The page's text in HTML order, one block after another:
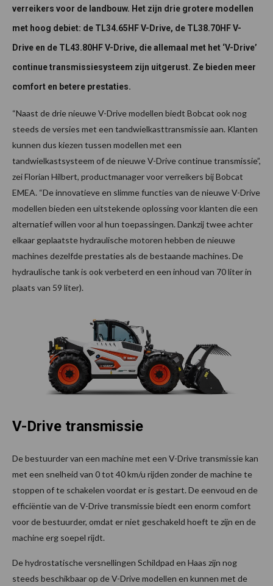
verreikers voor de landbouw. Het zijn drie grotere modellen
met hoog debiet: de TL34.65HF V-Drive, de TL38.70HF V-
Drive en de TL43.80HF V-Drive, die allemaal met het ‘V-Drive’
continue transmissiesysteem zijn uitgerust. Ze bieden meer
comfort en betere prestaties.
“Naast de drie nieuwe V-Drive modellen biedt Bobcat ook nog
steeds de versies met een tandwielkasttransmissie aan. Klanten
kunnen dus kiezen tussen modellen met een
tandwielkastsysteem of de nieuwe V-Drive continue transmissie”,
zei Florian Hilbert, productmanager voor verreikers bij Bobcat
EMEA. “De innovatieve en slimme functies van de nieuwe V-Drive
modellen bieden een uitstekende oplossing voor klanten die een
alternatief willen voor al hun toepassingen. Dankzij twee achter
elkaar geplaatste hydraulische motoren hebben de nieuwe
machines dezelfde prestaties als de bestaande machines. De
hydraulische tank is ook verbeterd en een inhoud van 70 liter in
plaats van 59 liter).
V-Drive transmissie
De bestuurder van een machine met een V-Drive transmissie kan
met een snelheid van 0 tot 40 km/u rijden zonder de machine te
stoppen of te schakelen voordat er is gestart. De eenvoud en de
efficiëntie van de V-Drive transmissie biedt een enorm comfort
voor de bestuurder, omdat er niet geschakeld hoeft te zijn en de
machine erg soepel rijdt.
De hydrostatische versnellingen Schildpad en Haas zijn nog
steeds beschikbaar op de V-Drive modellen en kunnen met de